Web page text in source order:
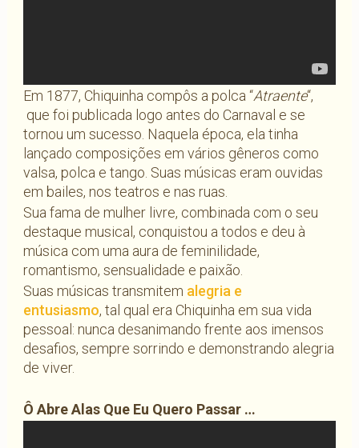
Em 1877, Chiquinha compôs a polca “Atraente“,
que foi publicada logo antes do Carnaval e se
tornou um sucesso. Naquela época, ela tinha
lançado composições em vários gêneros como
valsa, polca e tango. Suas músicas eram ouvidas
em bailes, nos teatros e nas ruas.
Sua fama de mulher livre, combinada com o seu
destaque musical, conquistou a todos e deu à
música com uma aura de feminilidade,
romantismo, sensualidade e paixão.
Suas músicas transmitem alegria e
entusiasmo, tal qual era Chiquinha em sua vida
pessoal: nunca desanimando frente aos imensos
desafios, sempre sorrindo e demonstrando alegria
de viver.
Ô Abre Alas Que Eu Quero Passar …